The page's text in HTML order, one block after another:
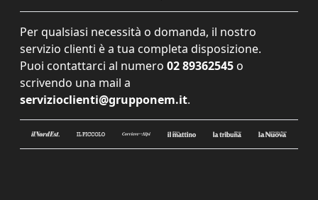
Per qualsiasi necessità o domanda, il nostro
servizio clienti è a tua completa disposizione.
Puoi contattarci al numero 02 89362545 o
scrivendo una mail a
servizioclienti@grupponem.it.